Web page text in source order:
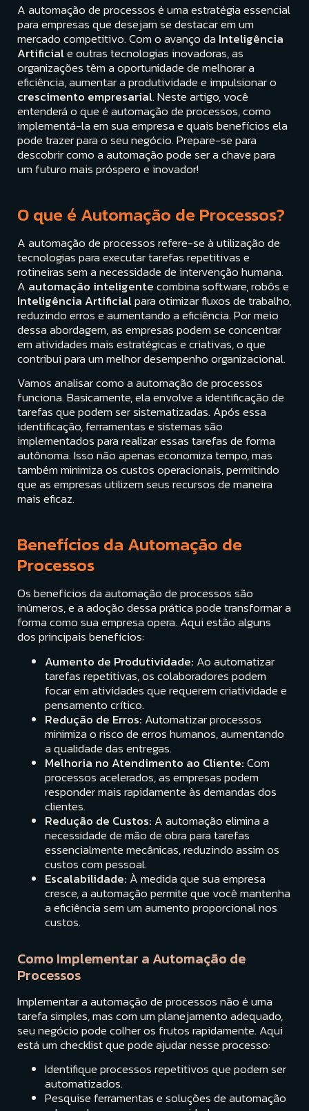
A automação de processos é uma estratégia essencial
para empresas que desejam se destacar em um
mercado competitivo. Com o avanço da Inteligência
Artificiale outras tecnologias inovadoras, as
organizações têm a oportunidade de melhorar a
eficiência, aumentar a produtividade e impulsionar o
crescimento empresarial. Neste artigo, você
entenderá o que é automação de processos, como
implementá-la em sua empresa e quais benefícios ela
pode trazer para o seu negócio. Prepare-se para
descobrir como a automação pode ser a chave para
um futuro mais próspero e inovador!
O que é Automação de Processos?
A automação de processos refere-se à utilização de
tecnologias para executar tarefas repetitivas e
rotineiras sem a necessidade de intervenção humana.
A automação inteligentecombina software, robôs e
Inteligência Artificialpara otimizar fluxos de trabalho,
reduzindo erros e aumentando a eficiência. Por meio
dessa abordagem, as empresas podem se concentrar
em atividades mais estratégicas e criativas, o que
contribui para um melhor desempenho organizacional.
Vamos analisar como a automação de processos
funciona. Basicamente, ela envolve a identificação de
tarefas que podem ser sistematizadas. Após essa
identificação, ferramentas e sistemas são
implementados para realizar essas tarefas de forma
autônoma. Isso não apenas economiza tempo, mas
também minimiza os custos operacionais, permitindo
que as empresas utilizem seus recursos de maneira
mais eficaz.
Benefícios da Automação de
Processos
Os benefícios da automação de processos são
inúmeros, e a adoção dessa prática pode transformar a
forma como sua empresa opera. Aqui estão alguns
dos principais benefícios:
Aumento de Produtividade: Ao automatizar
tarefas repetitivas, os colaboradores podem
focar em atividades que requerem criatividade e
pensamento crítico.
Redução de Erros: Automatizar processos
minimiza o risco de erros humanos, aumentando
a qualidade das entregas.
Melhoria no Atendimento ao Cliente:Com
processos acelerados, as empresas podem
responder mais rapidamente às demandas dos
clientes.
Redução de Custos: A automação elimina a
necessidade de mão de obra para tarefas
essencialmente mecânicas, reduzindo assim os
custos com pessoal.
Escalabilidade: À medida que sua empresa
cresce, a automação permite que você mantenha
a eficiência sem um aumento proporcional nos
custos.
Como Implementar a Automação de
Processos
Implementar a automação de processos não é uma
tarefa simples, mas com um planejamento adequado,
seu negócio pode colher os frutos rapidamente. Aqui
está um checklist que pode ajudar nesse processo:
Identifique processos repetitivos que podem ser
automatizados.
Pesquise ferramentas e soluções de automação